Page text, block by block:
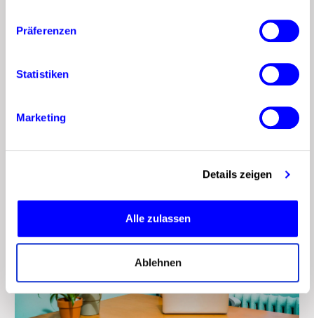
Präferenzen
Statistiken
Marketing
Details zeigen
Alle zulassen
Ablehnen
Next in
line